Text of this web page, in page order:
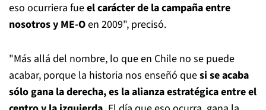
eso ocurriera fueel carácter de la campaña entre
nosotros y ME-Oen 2009", precisó.
"Más allá del nombre, lo que en Chile no se puede
acabar, porque la historia nos enseñó quesi se acaba
sólo gana la derecha, es la alianza estratégica entre el